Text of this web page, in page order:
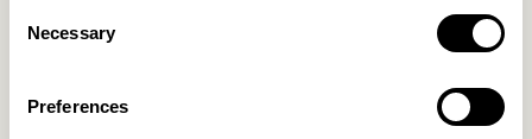
Selection
Necessary
Preferences
1.149,00kr.